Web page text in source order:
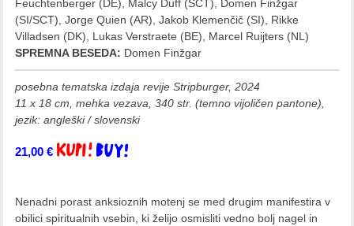
Feuchtenberger (DE), Malcy Duff (SCT), Domen Finžgar
(SI/SCT), Jorge Quien (AR), Jakob Klemenčič (SI), Rikke
Villadsen (DK), Lukas Verstraete (BE), Marcel Ruijters (NL)
SPREMNA BESEDA: Domen Finžgar
posebna tematska izdaja revije Stripburger, 2024
11 x 18 cm, mehka vezava, 340 str. (temno vijoličen pantone),
jezik: angleški / slovenski
21,00€ Dodaj v košarico
Nenadni porast anksioznih motenj se med drugim manifestira v
obilici spiritualnih vsebin, ki želijo osmisliti vedno bolj nagel in